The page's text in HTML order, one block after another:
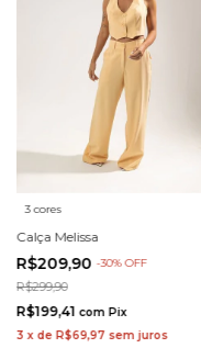
3 cores
Calça Melissa
R$209,90 -30%OFF
R$299,90
R$199,41 com Pix
3 x de R$69,97 sem juros